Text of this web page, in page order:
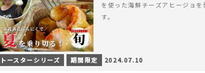
を使った海鮮チーズアヒージョを
す。
トースターシリーズ 期間限定 2024.07.10